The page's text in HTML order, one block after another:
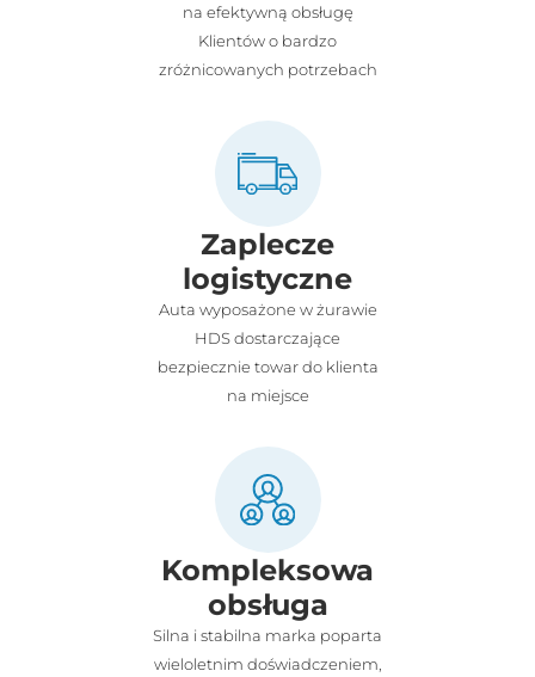
na efektywną obsługę
Klientów o bardzo
zróżnicowanych potrzebach
Zaplecze
logistyczne
Auta wyposażone w żurawie
HDS dostarczające
bezpiecznie towar do klienta
na miejsce
Kompleksowa
obsługa
Silna i stabilna marka poparta
wieloletnim doświadczeniem,